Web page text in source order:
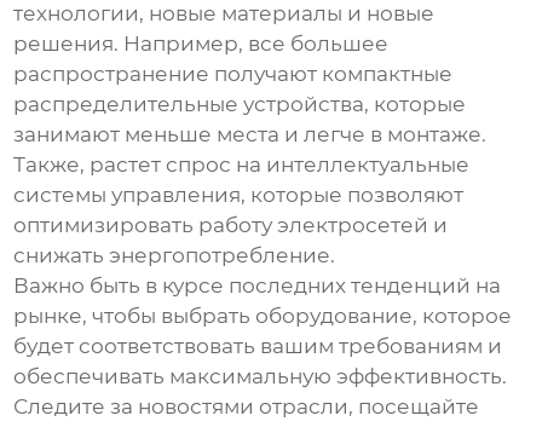
технологии, новые материалы и новые
решения. Например, все большее
распространение получают компактные
распределительные устройства, которые
занимают меньше места и легче в монтаже.
Также, растет спрос на интеллектуальные
системы управления, которые позволяют
оптимизировать работу электросетей и
снижать энергопотребление.
Важно быть в курсе последних тенденций на
рынке, чтобы выбрать оборудование, которое
будет соответствовать вашим требованиям и
обеспечивать максимальную эффективность.
Следите за новостями отрасли, посещайте